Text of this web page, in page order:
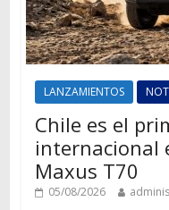
LANZAMIENTOS
Chile es el
internacional
Maxus T70
05/08/2026